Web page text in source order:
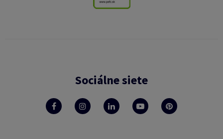
Sociálne siete